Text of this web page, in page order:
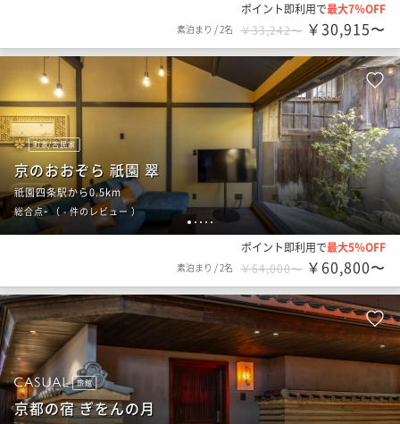
ポイント即利用で最大7％OFF
素泊まり /2名 ￥33,242〜 ￥30,915〜
1 2 3 4 5
町家/古民家
京のおおぞら 祇園 翠
祇園四条駅から0.5km
総合点- （- 件のレビュー ）
ポイント即利用で最大5％OFF
素泊まり /2名 ￥64,000〜 ￥60,800〜
旅館
京都の宿 ぎをんの月